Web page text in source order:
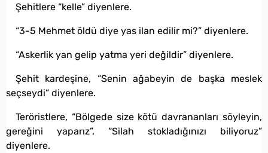
Şehitlere “kelle” diyenlere.
“3-5 Mehmet öldü diye yas ilan edilir mi?” diyenlere.
“Askerlik yan gelip yatma yeri değildir” diyenlere.
Şehit kardeşine, “Senin ağabeyin de başka meslek
seçseydi” diyenlere.
Teröristlere, “Bölgede size kötü davrananları söyleyin,
gereğini yaparız”, “Silah stokladığınızı biliyoruz”
diyenlere.